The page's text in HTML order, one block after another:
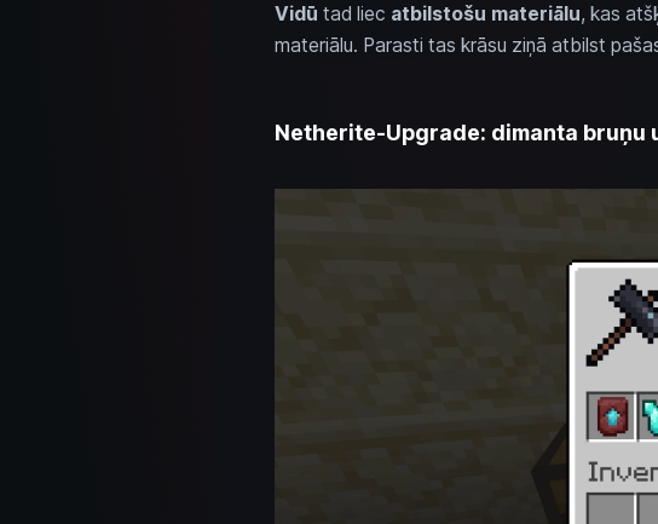
Vidū tad liec atbilstošu materiālu, kas
materiālu. Parasti tas krāsu ziņā atbilst
Netherite-Upgrade: dimanta bruņu